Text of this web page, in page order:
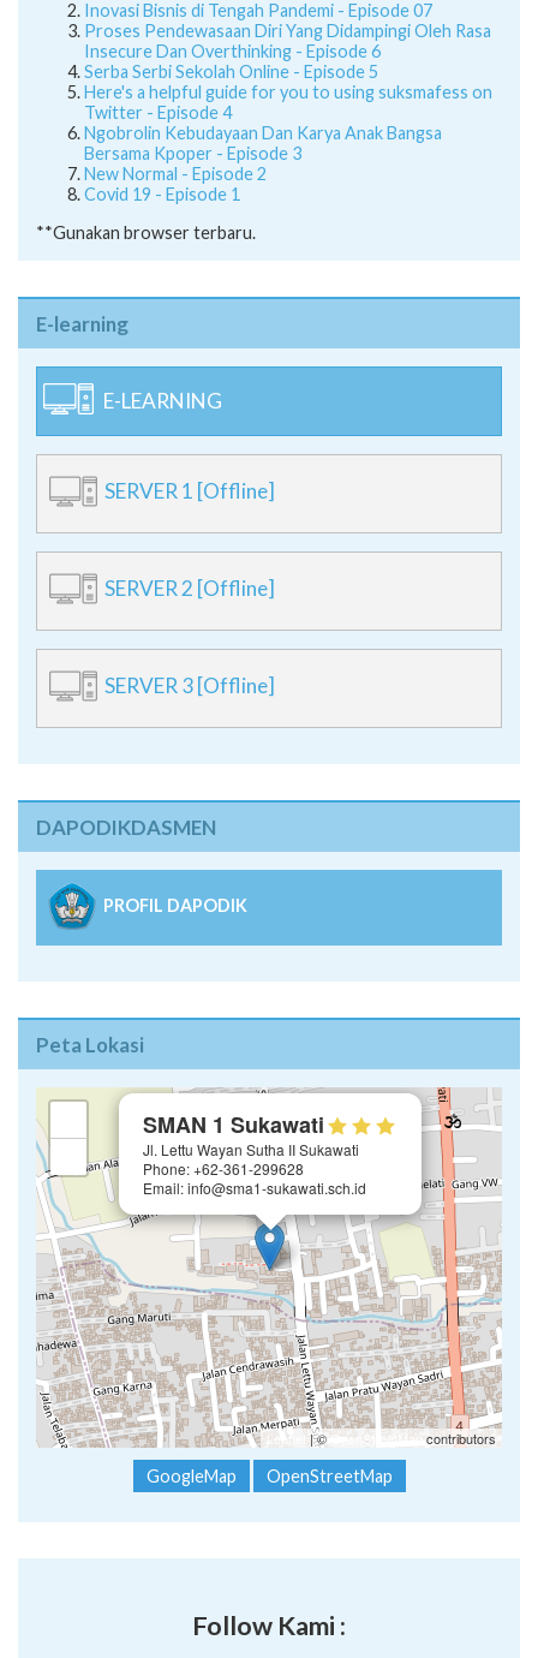
Inovasi Bisnis di Tengah Pandemi - Episode 07
Proses Pendewasaan Diri Yang Didampingi Oleh Rasa
Insecure Dan Overthinking - Episode 6
Serba Serbi Sekolah Online - Episode 5
Here's a helpful guide for you to using suksmafess on
Twitter - Episode 4
Ngobrolin Kebudayaan Dan Karya Anak Bangsa
Bersama Kpoper - Episode 3
New Normal - Episode 2
Covid 19 - Episode 1
**Gunakan browser terbaru.
E-learning
E-LEARNING
SERVER 1 [Offline]
SERVER 2 [Offline]
SERVER 3 [Offline]
DAPODIKDASMEN
PROFIL DAPODIK
Peta Lokasi
SMAN 1 Sukawati
Jl. Lettu Wayan Sutha II Sukawati
Phone: +62-361-299628
Email: info@sma1-sukawati.sch.id
Leaflet | ©OpenStreetMap contributors
GoogleMap OpenStreetMap
Follow Kami :